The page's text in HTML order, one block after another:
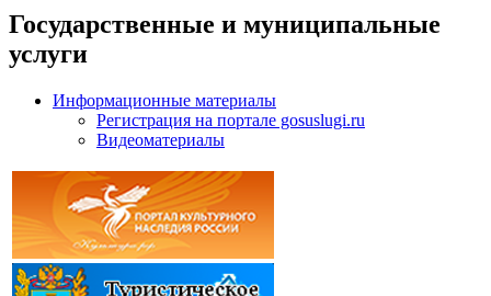
Государственные и муниципальные
услуги
Информационные материалы
Регистрация на портале gosuslugi.ru
Видеоматериалы